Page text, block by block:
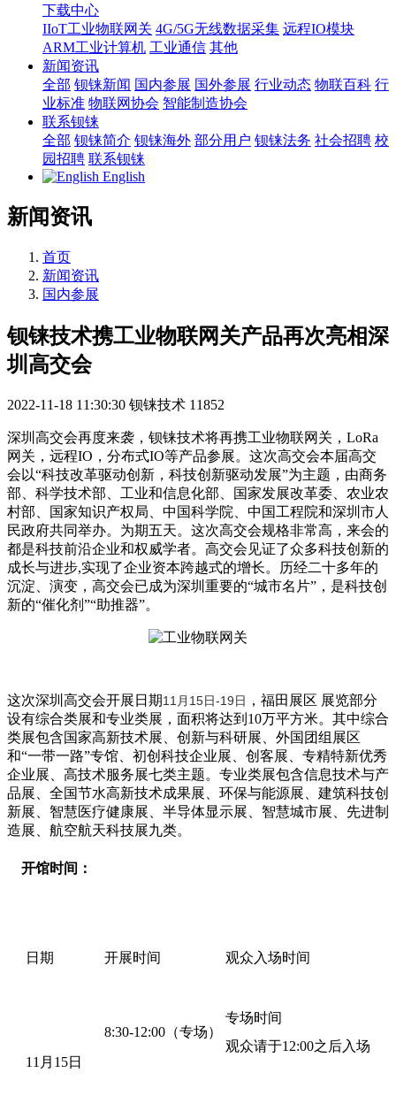
下载中心
IIoT工业物联网关 4G/5G无线数据采集 远程IO模块
ARM工业计算机 工业通信 其他
新闻资讯
全部 钡铼新闻 国内参展 国外参展 行业动态 物联百科 行
业标准 物联网协会 智能制造协会
联系钡铼
全部 钡铼简介 钡铼海外 部分用户 钡铼法务 社会招聘 校
园招聘 联系钡铼
English
新闻资讯
首页
新闻资讯
国内参展
钡铼技术携工业物联网关产品再次亮相深
圳高交会
2022-11-18 11:30:30 钡铼技术 11852
深圳高交会再度来袭，钡铼技术将再携工业物联网关，LoRa
网关，远程IO，分布式IO等产品参展。这次高交会本届高交
会以“科技改革驱动创新，科技创新驱动发展”为主题，由商务
部、科学技术部、工业和信息化部、国家发展改革委、农业农
村部、国家知识产权局、中国科学院、中国工程院和深圳市人
民政府共同举办。为期五天。这次高交会规格非常高，来会的
都是科技前沿企业和权威学者。高交会见证了众多科技创新的
成长与进步,实现了企业资本跨越式的增长。历经二十多年的
沉淀、演变，高交会已成为深圳重要的“城市名片”，是科技创
新的“催化剂”“助推器”。
这次深圳高交会开展日期11月15日-19日 ， 福田展区 展览部分
设有综合类展和专业类展，面积将达到10万平方米。其中综合
类展包含国家高新技术展、创新与科研展、外国团组展区
和“一带一路”专馆、初创科技企业展、创客展、专精特新优秀
企业展、高技术服务展七类主题。专业类展包含信息技术与产
品展、全国节水高新技术成果展、环保与能源展、建筑科技创
新展、智慧医疗健康展、半导体显示展、智慧城市展、先进制
造展、航空航天科技展九类。
开馆时间：
日期 开展时间 观众入场时间
11月15日
8:30-12:00（专场）
专场时间
观众请于12:00之后入场